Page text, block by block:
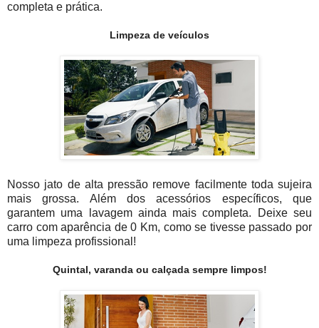
completa e prática.
Limpeza de veículos
Nosso jato de alta pressão remove facilmente toda sujeira
mais grossa. Além dos acessórios específicos, que
garantem uma lavagem ainda mais completa. Deixe seu
carro com aparência de 0 Km, como se tivesse passado por
uma limpeza profissional!
Quintal, varanda ou calçada sempre limpos!